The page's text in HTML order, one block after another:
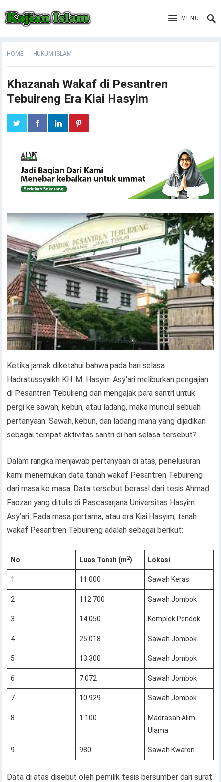
MENU
HOME HUKUM ISLAM
Khazanah Wakaf di Pesantren
Tebuireng Era Kiai Hasyim
Ketika jamak diketahui bahwa pada hari selasa
Hadratussyaikh KH. M. Hasyim Asy’ari meliburkan pengajian
di Pesantren Tebuireng dan mengajak para santri untuk
pergi ke sawah, kebun, atau ladang, maka muncul sebuah
pertanyaan: Sawah, kebun, dan ladang mana yang dijadikan
sebagai tempat aktivitas santri di hari selasa tersebut?
Dalam rangka menjawab pertanyaan di atas, penelusuran
kami menemukan data tanah wakaf Pesantren Tebuireng
dari masa ke masa. Data tersebut berasal dari tesis Ahmad
Faozan yang ditulis di Pascasarjana Universitas Hasyim
Asy’ari. Pada masa pertama, atau era Kiai Hasyim, tanah
wakaf Pesantren Tebuireng adalah sebagai berikut:
No Luas Tanah (m2) Lokasi
1 11.000 Sawah Keras
2 112.700 Sawah Jombok
3 14.050 Komplek Pondok
4 25.018 Sawah Jombok
5 13.300 Sawah Jombok
6 7.072 Sawah Jombok
7 10.929 Sawah Jombok
8 1.100
Madrasah Alim
Ulama
9 980 Sawah Kwaron
Data di atas disebut oleh pemilik tesis bersumber dari surat